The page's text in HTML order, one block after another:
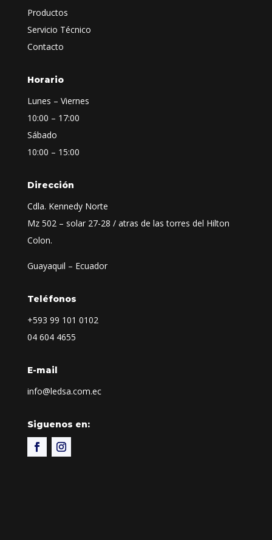
Productos
Servicio Técnico
Contacto
Horario
Lunes – Viernes
10:00 – 17:00
Sábado
10:00 – 15:00
Dirección
Cdla. Kennedy Norte
Mz 502 – solar 27-28 / atras de las torres del Hilton
Colon.
Guayaquil – Ecuador
Teléfonos
+593 99 101 0102
04 604 4655
E-mail
info@ledsa.com.ec
Siguenos en: